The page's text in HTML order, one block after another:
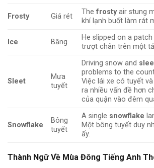
Frosty Giá rét
Thefrostyair stung
khí lạnh buốt làm rát
Ice Băng
He slipped on a
trượt chân trên một
Sleet
Mưa
tuyết
Driving snow and
problems to the
Việc lái xe có tuyết
ra nhiều vấn đề hơn
của quận vào đêm
Snowflake
Bông
tuyết
A single snowflake
Một bông tuyết duy
ấy.
Thành Ngữ Về Mùa Đông Tiếng Anh